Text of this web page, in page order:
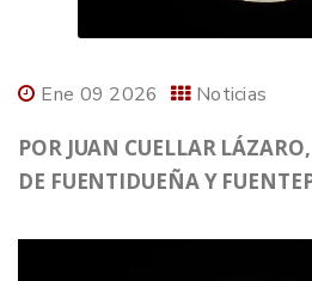
Ene 09 2026 Noticias
POR JUAN CUELLAR
DE FUENTIDUEÑA Y